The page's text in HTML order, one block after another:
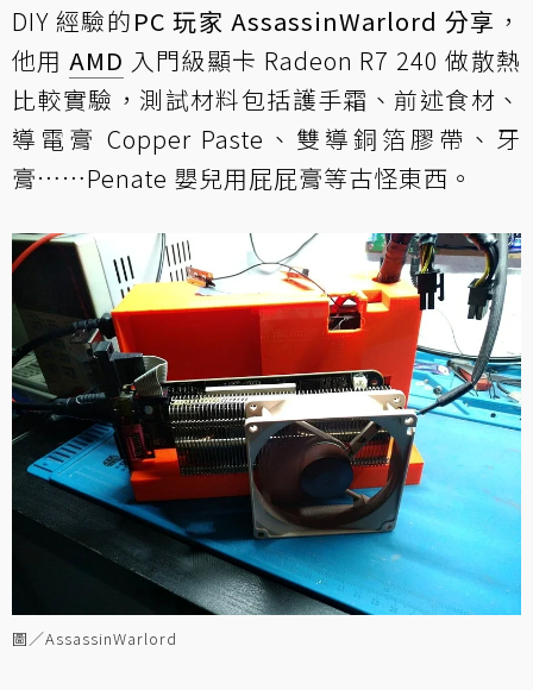
DIY 經驗的PC 玩家 AssassinWarlord 分享 ，
他用AMD 入門級顯卡 Radeon R7 240 做散熱
比較實驗，測試材料包括護手霜、前述食材、
導電膏 Copper Paste、雙導銅箔膠帶、牙
膏……Penate 嬰兒用屁屁膏等古怪東西。
圖／AssassinWarlord